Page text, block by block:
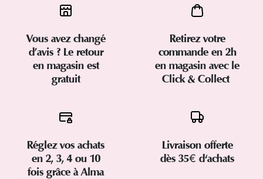
Vous avez changé
d’avis ? Le retour
en magasin est
gratuit
Retirez votre
commande en 2h
en magasin avec le
Click & Collect
Réglez vos achats
en 2, 3, 4 ou 10
fois grâce à Alma
Livraison offerte
dès 35€ d'achats